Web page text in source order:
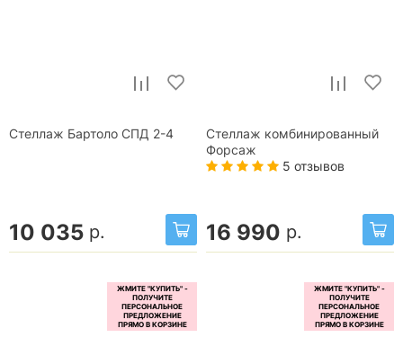
Стеллаж Бартоло СПД 2-4
10 035 р.
Стеллаж комбинированный
Форсаж
5 отзывов
16 990 р.